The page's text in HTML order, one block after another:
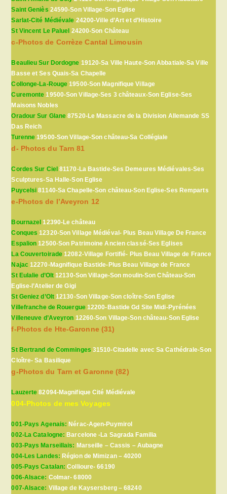
Saint Geniès 24590-Son Village-Son Eglise
Sarlat-Cité Médiévale 24200-Ville d’Art et d’Histoire
St Vincent Le Paluel 24200-Son Château
c-Photos de Corrèze Cantal Limousin
Beaulieu Sur Dordogne 19120-Sa Ville Haute-Son Abbatiale-Sa Ville
Basse et Ses Quais-Sa Chapelle
Collonge-La-Rouge 19500-Son Magnifique Village
Curemonte 19500-Son Village-Ses 3 châteaux-Son Eglise-Ses
Maisons Nobles
Oradour Sur Glane 87520-Le Massacre de la Division Allemande SS
Das Reich
Turenne 19500-Son Village-Son château-Sa Collégiale
d- Photos du Tarn 81
Cordes Sur Ciel 81170-La Bastide-Ses Demeures Médiévales-Ses
Sculptures-Sa Halle-Son Eglise
Puycelsi 81140-Sa Chapelle-Son château-Son Eglise-Ses Remparts
e-Photos de l’Aveyron 12
Bournazel 12390-Le château
Conques 12320-Son Village Médiéval- Plus Beau Village De France
Espalion 12500-Son Patrimoine Ancien classé-Ses Eglises
La Couvertoirade 12082-Village Fortifié- Plus Beau Village de France
Najac12270-Magnifique Bastide-Plus Beau Village de France
St Eulalie d’Olt 12130-Son Village-Son moulin-Son Château-Son
Eglise-l’Atelier de Gigi
St Geniez d’Olt12130-Son Village-Son cloître-Son Eglise
Villefranche de Rouergue12200-Bastide Gd Site Midi-Pyrénées
Villeneuve d’Aveyron 12260-Son Village-Son château-Son Eglise
f-Photos de Hte-Garonne (31)
St Bertrand de Comminges 31510-Citadelle avec Sa Cathédrale-Son
Cloître- Sa Basilique
g-Photos du Tarn et Garonne (82)
Lauzerte 82094-Magnifique Cité Médiévale
004-Photos de mes Voyages
001-Pays Agenais: Nérac-Agen-Puymirol
002-La Catalogne: Barcelone -La Sagrada Familia
003-Pays Marseillais: Marseille – Cassis – Aubagne
004-Les Landes: Région de Mimizan – 40200
005-Pays Catalan:Collioure- 66190
006-Alsace: Colmar- 68000
007-Alsace: Village de Kaysersberg – 68240